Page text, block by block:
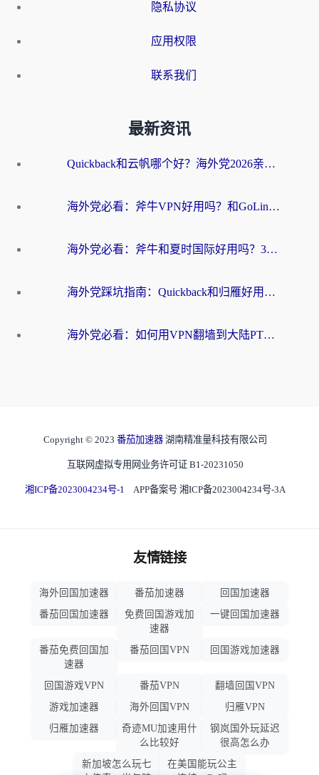
隐私协议
应用权限
联系我们
最新资讯
Quickback和云帆哪个好？海外党2026亲测指南：选对加速器大陆工具，无缝刷国内剧玩国服
海外党必看：斧牛VPN好用吗？和GoLinkVPN对比哪个回国效果更好？
海外党必看：斧牛和夏时国际好用吗？3步选对回国加速器，无缝刷国内资源
海外党踩坑指南：Quickback和归雁好用吗？选对加速器才能无缝刷国内资源
海外党必看：如何用VPN翻墙到大陆PTT？一篇解决你所有回国加速痛点
Copyright © 2023 番茄加速器 湖南精准量科技有限公司
互联网虚拟专用网业务许可证 B1-20231050
湘ICP备2023004234号-1 APP备案号 湘ICP备2023004234号-3A
友情链接
海外回国加速器 番茄加速器
回国加速器
番茄回国加速器
免费回国游戏加
速器
一键回国加速器
番茄免费回国加
速器
番茄回国VPN 回国游戏加速器
回国游戏VPN 番茄VPN
翻墙回国VPN
游戏加速器
海外回国VPN
归雁VPN
归雁加速器
奇迹MU加速用什
么比较好
钢岚国外玩延迟
很高怎么办
新加坡怎么玩七
在美国能玩公主